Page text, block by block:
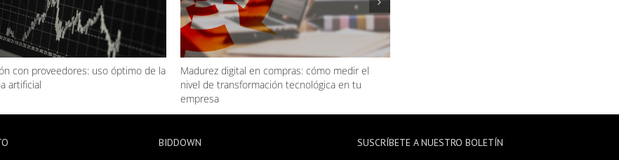
con proveedores: uso óptimo de la
artificial
Madurez digital en compras: cómo medir el
nivel de transformación tecnológica en tu
empresa
BIDDOWN SUSCRÍBETE A NUESTRO BOLETÍN